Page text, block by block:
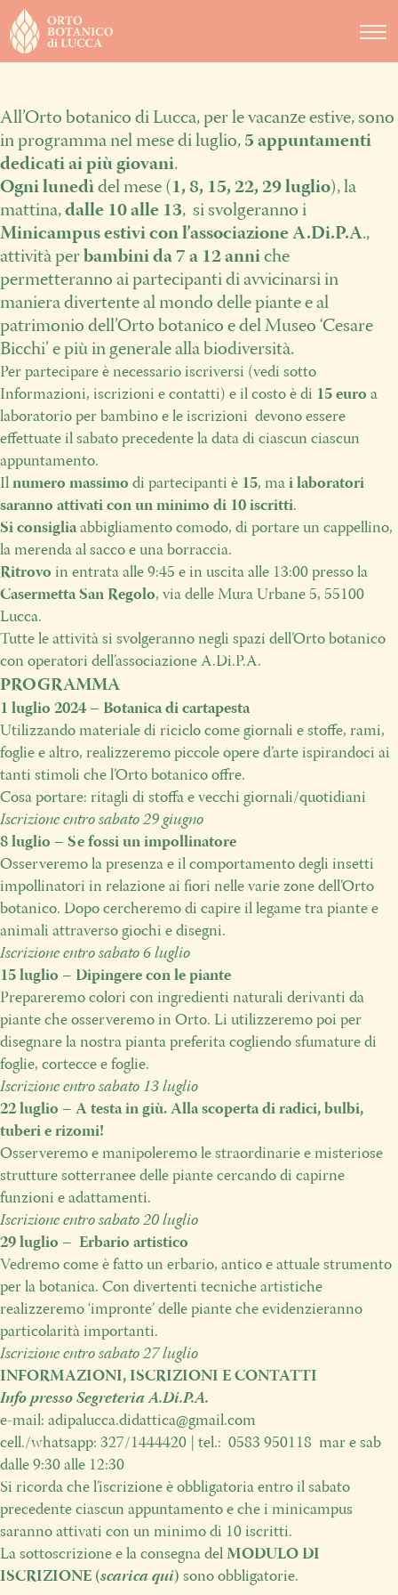
EVENTI
All’Orto botanico di Lucca, per le vacanze estive, sono
in programma nel mese di luglio, 5 appuntamenti
dedicati ai più giovani.
Ogni lunedìdel mese (1, 8, 15, 22, 29 luglio), la
mattina,dalle 10 alle 13, si svolgeranno i
Minicampus estivi con l’associazione A.Di.P.A.,
attività per bambini da 7 a 12 anniche
permetteranno ai partecipanti di avvicinarsi in
maniera divertente al mondo delle piante e al
patrimonio dell’Orto botanico e del Museo ‘Cesare
Bicchi’ e più in generale alla biodiversità.
Per partecipare è necessario iscriversi (vedi sotto
Informazioni, iscrizioni e contatti) e il costo è di 15 euro a
laboratorio per bambino e le iscrizioni devono essere
effettuate il sabato precedente la data di ciascun ciascun
appuntamento.
Il numero massimo di partecipanti è 15, ma i laboratori
saranno attivati con un minimo di 10 iscritti.
Si consiglia abbigliamento comodo, di portare un cappellino,
la merenda al sacco e una borraccia.
Ritrovo in entrata alle 9:45 e in uscita alle 13:00 presso la
Casermetta San Regolo, via delle Mura Urbane 5, 55100
Lucca.
Tutte le attività si svolgeranno negli spazi dell’Orto botanico
con operatori dell’associazione A.Di.P.A.
PROGRAMMA
1 luglio 2024 – Botanica di cartapesta
Utilizzando materiale di riciclo come giornali e stoffe, rami,
foglie e altro, realizzeremo piccole opere d’arte ispirandoci ai
tanti stimoli che l’Orto botanico offre.
Cosa portare: ritagli di stoffa e vecchi giornali/quotidiani
Iscrizione entro sabato 29 giugno
8 luglio – Se fossi un impollinatore
Osserveremo la presenza e il comportamento degli insetti
impollinatori in relazione ai fiori nelle varie zone dell’Orto
botanico. Dopo cercheremo di capire il legame tra piante e
animali attraverso giochi e disegni.
Iscrizione entro sabato 6 luglio
15 luglio – Dipingere con le piante
Prepareremo colori con ingredienti naturali derivanti da
piante che osserveremo in Orto. Li utilizzeremo poi per
disegnare la nostra pianta preferita cogliendo sfumature di
foglie, cortecce e foglie.
Iscrizione entro sabato 13 luglio
22 luglio – A testa in giù. Alla scoperta di radici, bulbi,
tuberi e rizomi!
Osserveremo e manipoleremo le straordinarie e misteriose
strutture sotterranee delle piante cercando di capirne
funzioni e adattamenti.
Iscrizione entro sabato 20 luglio
29 luglio – Erbario artistico
Vedremo come è fatto un erbario, antico e attuale strumento
per la botanica. Con divertenti tecniche artistiche
realizzeremo ‘impronte’ delle piante che evidenzieranno
particolarità importanti.
Iscrizione entro sabato 27 luglio
INFORMAZIONI, ISCRIZIONI E CONTATTI
Info presso Segreteria A.Di.P.A.
e-mail: adipalucca.didattica@gmail.com
cell./whatsapp: 327/1444420 | tel.: 0583 950118 mar e sab
dalle 9:30 alle 12:30
Si ricorda che l’iscrizione è obbligatoria entro il sabato
precedente ciascun appuntamento e che i minicampus
saranno attivati con un minimo di 10 iscritti.
La sottoscrizione e la consegna del MODULO DI
ISCRIZIONE (scarica qui) sono obbligatorie.